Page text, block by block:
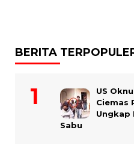
BERITA
US
Ciemas
Ungkap
Sabu